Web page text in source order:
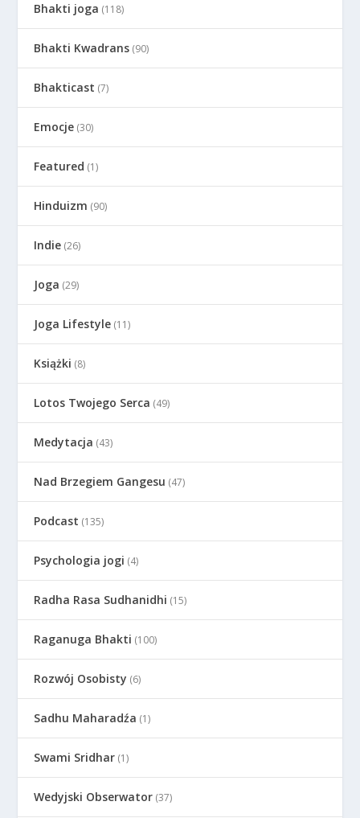
Bhakti joga (118)
Bhakti Kwadrans (90)
Bhakticast (7)
Emocje (30)
Featured (1)
Hinduizm (90)
Indie (26)
Joga (29)
Joga Lifestyle (11)
Książki (8)
Lotos Twojego Serca (49)
Medytacja (43)
Nad Brzegiem Gangesu (47)
Podcast (135)
Psychologia jogi (4)
Radha Rasa Sudhanidhi (15)
Raganuga Bhakti (100)
Rozwój Osobisty (6)
Sadhu Maharadźa (1)
Swami Sridhar (1)
Wedyjski Obserwator (37)